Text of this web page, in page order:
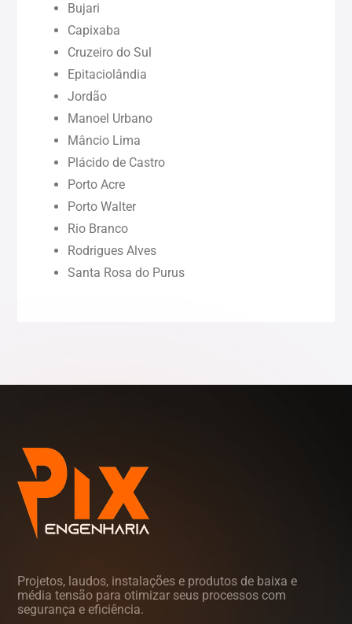
Paraíba (PB)
Piauí (PI)
Rondônia (RO)
Roraima (RR)
Bujari
Capixaba
Cruzeiro do Sul
Epitaciolândia
Jordão
Manoel Urbano
Mâncio Lima
Plácido de Castro
Porto Acre
Porto Walter
Rio Branco
Rodrigues Alves
Santa Rosa do Purus
Projetos, laudos, instalações e produtos de baixa e
média tensão para otimizar seus processos com
segurança e eficiência.